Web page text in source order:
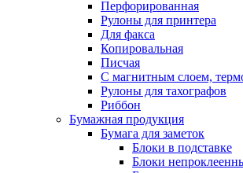
Перфорированная
Рулоны для принтера
Для факса
Копировальная
Писчая
С магнитным слоем,
Рулоны для тахографов
Риббон
Бумажная продукция
Бумага для заметок
Блоки в подставке
Блоки